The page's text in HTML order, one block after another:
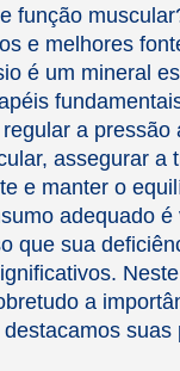
função
e melhores
é um mineral
a pressão
assegurar a
e manter o
adequado é
que sua
a
suas